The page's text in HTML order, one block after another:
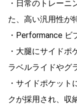
・日常のトレー
た、高い汎用性が
・Performance
・大腿にサイド
ラベルライドやグ
・サイドポケッ
クが採用され、収